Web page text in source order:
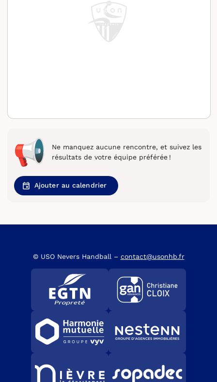
Ne manquez aucune rencontre, et suivez les
résultats de votre équipe préférée !
Ajouter au calendrier
© USO Nevers Handball – contact@usonhb.fr